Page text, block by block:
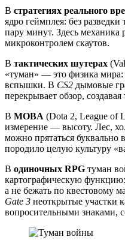
В стратегиях реального
ядро геймплея: без
пару минут. Здесь механика
микроконтролем скаутов.
В тактических шутерах
«туман» — это физика
вспышки. В CS2 дымовые
перекрывает обзор,
В MOBA (Dota 2, League of
измерение — высоту. Лес,
можно прятаться буквально
породило целую культуру
В одиночных RPG туман
картографическую
а не бежать по квестовому
Gate 3 неоткрытые участки
вопросительными знаками,